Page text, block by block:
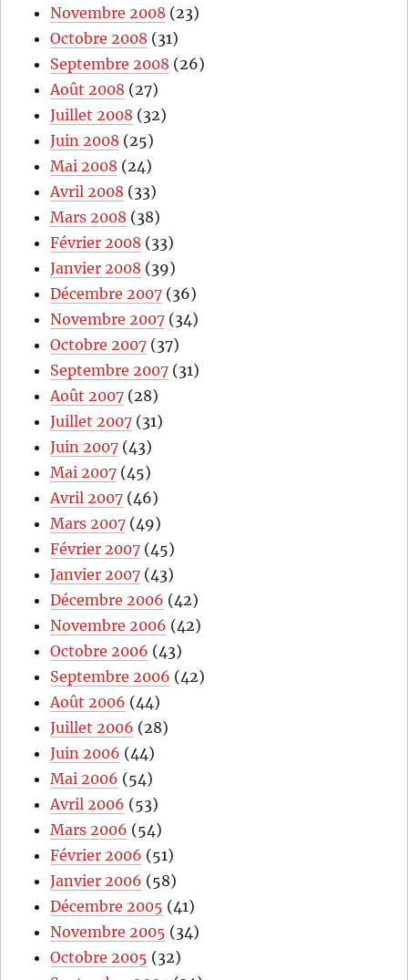
Novembre 2008 (23)
Octobre 2008 (31)
Septembre 2008 (26)
Août 2008 (27)
Juillet 2008 (32)
Juin 2008 (25)
Mai 2008 (24)
Avril 2008 (33)
Mars 2008 (38)
Février 2008 (33)
Janvier 2008 (39)
Décembre 2007 (36)
Novembre 2007 (34)
Octobre 2007 (37)
Septembre 2007 (31)
Août 2007 (28)
Juillet 2007 (31)
Juin 2007 (43)
Mai 2007 (45)
Avril 2007 (46)
Mars 2007 (49)
Février 2007 (45)
Janvier 2007 (43)
Décembre 2006 (42)
Novembre 2006 (42)
Octobre 2006 (43)
Septembre 2006 (42)
Août 2006 (44)
Juillet 2006 (28)
Juin 2006 (44)
Mai 2006 (54)
Avril 2006 (53)
Mars 2006 (54)
Février 2006 (51)
Janvier 2006 (58)
Décembre 2005 (41)
Novembre 2005 (34)
Octobre 2005 (32)